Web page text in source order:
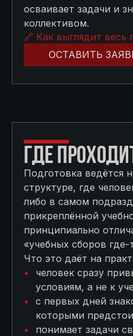
осваивает задачи и
коллективом.
🔗 Как выглядит весь
ОСТАВИТЬ
ГДЕ
Подготовка ведётся
структуре, где
либо в самом
прикреплённой
принципиально
«учебных сборов где-
Что это даёт на
человек сразу
условиям, а не к
с первых дней
которыми
понимает задачи